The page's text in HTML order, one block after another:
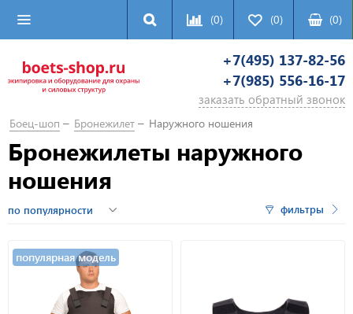
(0) (0) (0)
+7(495) 137-82-56
+7(985) 556-16-17
заказать обратный звонок
Боец-шоп Бронежилет Наружного ношения
Бронежилеты наружного
ношения
фильтры
популярная модель